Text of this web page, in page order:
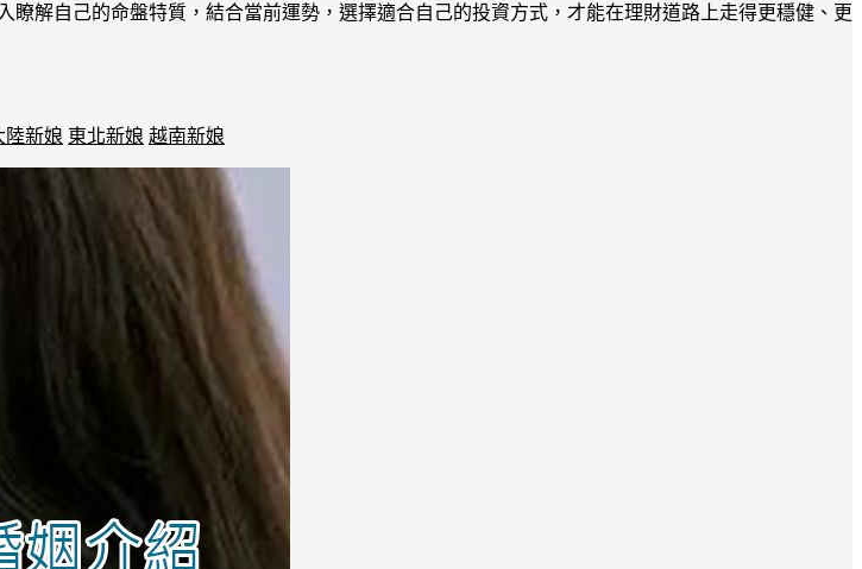
解自己的命盤特質，結合當前運勢，選擇適合自己的投資方式，才能在理財道路上走得更穩健、更
陸新娘 東北新娘 越南新娘